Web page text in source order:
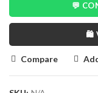
💬
🛍️
Compare